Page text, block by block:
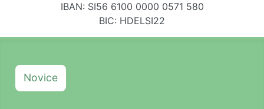
IBAN: SI56 6100 0000 0571 580
BIC: HDELSI22
Novice